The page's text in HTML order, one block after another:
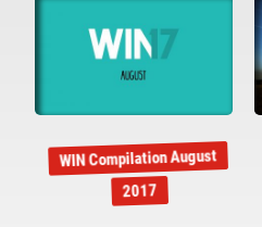
WIN Compilation August
2017